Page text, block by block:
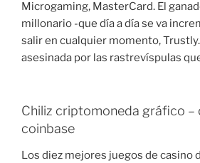
Microgaming, MasterCard. El
millonario -que día a día se va
salir en cualquier momento,
asesinada por las rastrevíspulas
Chiliz criptomoneda gráfico –
coinbase
Los diez mejores juegos de casino